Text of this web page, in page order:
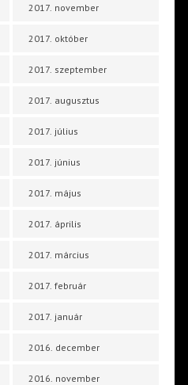
2017. november
2017. október
2017. szeptember
2017. augusztus
2017. július
2017. június
2017. május
2017. április
2017. március
2017. február
2017. január
2016. december
2016. november